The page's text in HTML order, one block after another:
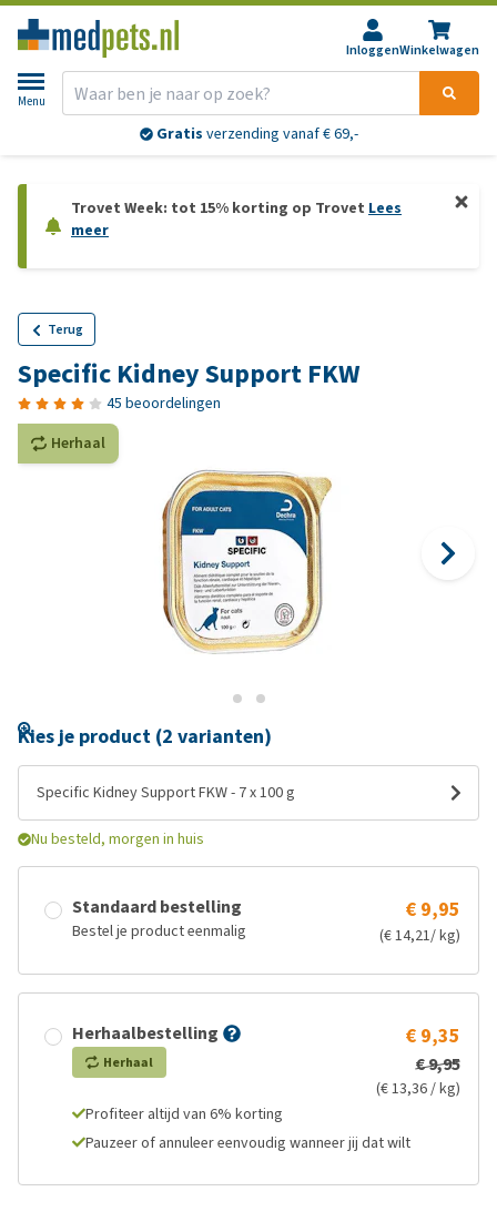
InloggenWinkelwagen
Menu
Gratis verzending vanaf € 69,-
Trovet Week: tot 15% korting op Trovet Lees
meer
Terug
Specific Kidney Support FKW
45 beoordelingen
Herhaal
Kies je product (2 varianten)
Specific Kidney Support FKW - 7 x 100 g
Nu besteld, morgen in huis
Standaard bestelling
Bestel je product eenmalig
€ 9,95
(€ 14,21/ kg)
Herhaalbestelling
Herhaal
€ 9,35
€ 9,95
(€ 13,36 / kg)
Profiteer altijd van 6% korting
Pauzeer of annuleer eenvoudig wanneer jij dat wilt